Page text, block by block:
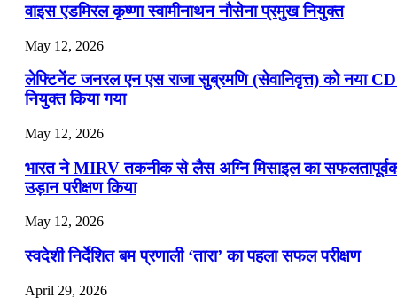
वाइस एडमिरल कृष्णा स्वामीनाथन नौसेना प्रमुख नियुक्त
May 12, 2026
लेफ्टिनेंट जनरल एन एस राजा सुब्रमणि (सेवानिवृत्त) को नया
नियुक्त किया गया
May 12, 2026
भारत ने MIRV तकनीक से लैस अग्नि मिसाइल का
उड़ान परीक्षण किया
May 12, 2026
स्वदेशी निर्देशित बम प्रणाली ‘तारा’ का पहला सफल परीक्षण
April 29, 2026